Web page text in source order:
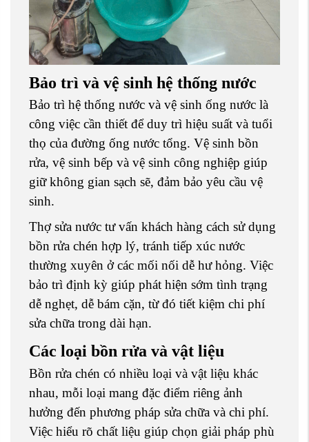
Bảo trì và vệ sinh hệ thống nước
Bảo trì hệ thống nước và vệ sinh ống nước là
công việc cần thiết để duy trì hiệu suất và tuổi
thọ của đường ống nước tổng. Vệ sinh bồn
rửa, vệ sinh bếp và vệ sinh công nghiệp giúp
giữ không gian sạch sẽ, đảm bảo yêu cầu vệ
sinh.
Thợ sửa nước tư vấn khách hàng cách sử dụng
bồn rửa chén hợp lý, tránh tiếp xúc nước
thường xuyên ở các mối nối dễ hư hỏng. Việc
bảo trì định kỳ giúp phát hiện sớm tình trạng
dễ nghẹt, dễ bám cặn, từ đó tiết kiệm chi phí
sửa chữa trong dài hạn.
Các loại bồn rửa và vật liệu
Bồn rửa chén có nhiều loại và vật liệu khác
nhau, mỗi loại mang đặc điểm riêng ảnh
hưởng đến phương pháp sửa chữa và chi phí.
Việc hiểu rõ chất liệu giúp chọn giải pháp phù